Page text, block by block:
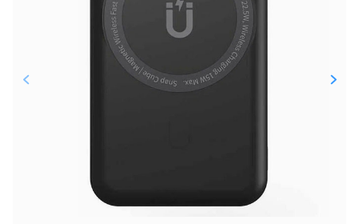
График платежей
25